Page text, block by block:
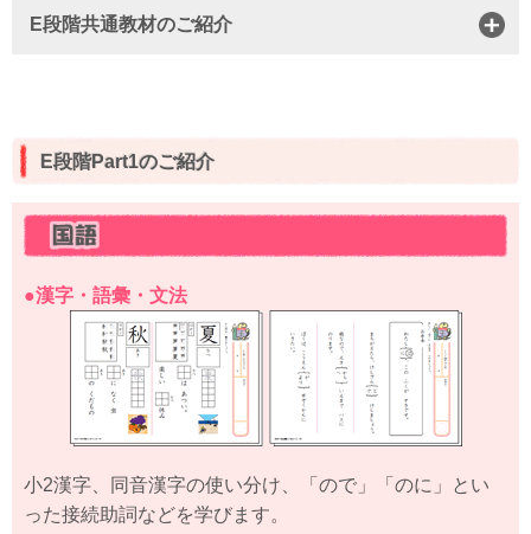
E段階共通教材のご紹介
E段階Part1のご紹介
●漢字・語彙・文法
小2漢字、同音漢字の使い分け、「ので」「のに」とい
った接続助詞などを学びます。